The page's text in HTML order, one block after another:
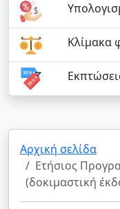
Κλίμακα
Αρχική σελίδα
Ετήσιος
(δοκιμαστική